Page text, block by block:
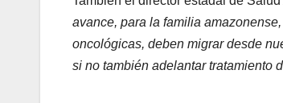
avance, para la familia
oncológicas, deben migrar desde
si no también adelantar tratamiento